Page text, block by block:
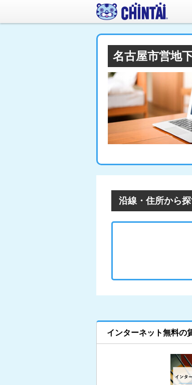
名古屋市営地
沿線・住所から
インターネット無料の